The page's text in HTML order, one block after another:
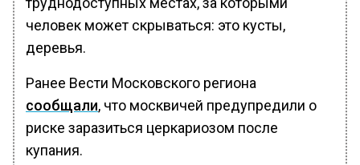
человек может скрываться: это кусты,
деревья.
Ранее Вести Московского региона
сообщали, что москвичей предупредили о
риске заразиться церкариозом после
купания.